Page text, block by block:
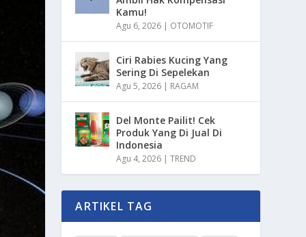
Kamu!
Agu 6, 2026 | OTOMOTIF
Ciri Rabies Kucing Yang
Sering Di Sepelekan
Agu 5, 2026 | RAGAM
Del Monte Pailit! Cek
Produk Yang Di Jual Di
Indonesia
Agu 4, 2026 |TREND
ARTIKEL TAG